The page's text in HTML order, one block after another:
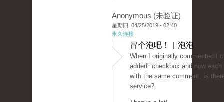
Anonymous (未验证)
星期四, 04/25/2019 - 02:40
永久连接
冒个泡吧！ | 泡泡
When I originally commented I
added" checkbox and now
with the same comment. Is
service?